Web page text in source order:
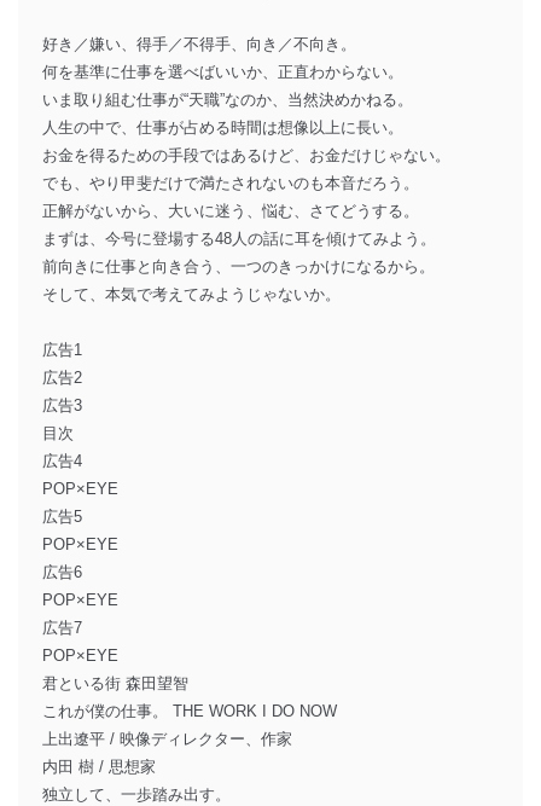
好き／嫌い、得手／不得手、向き／不向き。
何を基準に仕事を選べばいいか、正直わからない。
いま取り組む仕事が“天職”なのか、当然決めかねる。
人生の中で、仕事が占める時間は想像以上に長い。
お金を得るための手段ではあるけど、お金だけじゃない。
でも、やり甲斐だけで満たされないのも本音だろう。
正解がないから、大いに迷う、悩む、さてどうする。
まずは、今号に登場する48人の話に耳を傾けてみよう。
前向きに仕事と向き合う、一つのきっかけになるから。
そして、本気で考えてみようじゃないか。
広告1
広告2
広告3
目次
広告4
POP×EYE
広告5
POP×EYE
広告6
POP×EYE
広告7
POP×EYE
君といる街 森田望智
これが僕の仕事。 THE WORK I DO NOW
上出遼平 / 映像ディレクター、作家
内田 樹 / 思想家
独立して、一歩踏み出す。